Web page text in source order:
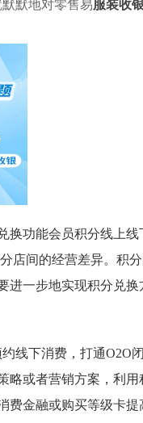
默地对零售易 服装收
功能会员积分线上线
店间的经营差异。积
进一步地实现积分兑换
下消费，打通O2O闭
略或者营销方案，利用
费金融或购买等级卡提